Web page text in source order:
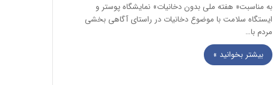
به مناسبت« هفته ملی بدون دخانیات» نمایشگاه پوستر و
ایستگاه سلامت با موضوع دخانیات در راستای آگاهی بخشی
مردم با…
بیشتر بخوانید »